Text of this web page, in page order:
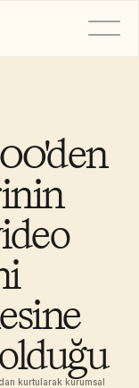
kurtularak kurumsal